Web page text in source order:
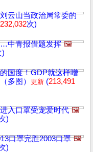
云山当政治局常委的
232,032次)
中青报借题发挥 🖼️
)
国度！GDP就这样噌
多图） 更新 (213,491
入口罩受宠爱时代 🖼️
)
口罩完胜2003口罩 🖼️
)